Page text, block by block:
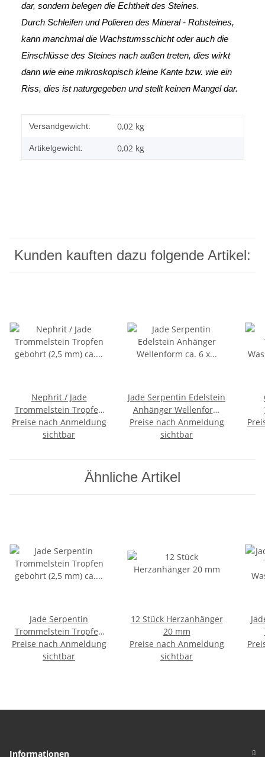
dar, sondern belegen die Echtheit des Steines.
Durch Schleifen und Polieren des Mineral - Rohsteines,
kann manchmal die Wachstumsschicht oder auch die
Einschlüsse des Steines nach außen treten, dies wirkt
dann wie eine mikroskopisch kleine Kante bzw. wie ein
Riss, dies ist naturgegeben und stellt keinen Mangel dar.
Produkteigenschaft
Wert
Versandgewicht: 0,02 kg
Artikelgewicht: 0,02 kg
Kunden kauften dazu folgende Artikel:
Nephrit / Jade
Trommelstein Tropfen
gebohrt (2,5 mm) ca. 30
x 20 mm Anhänger
Preise nach Anmeldung
sichtbar
Jade Serpentin Edelstein
Anhänger Wellenform
ca. 6 x 6 x 30 mm
Preise nach Anmeldung
sichtbar
Ähnliche Artikel
Jade Serpentin
Trommelstein Tropfen
gebohrt (2,5 mm) ca. 30
x 20 mm Anhänger
Preise nach Anmeldung
sichtbar
12 Stück Herzanhänger
20 mm
Preise nach Anmeldung
sichtbar
Informationen